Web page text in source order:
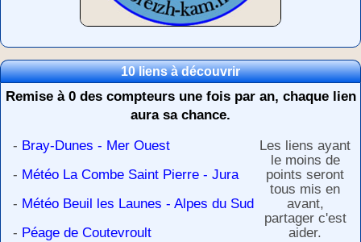
10 liens à découvrir
Remise à 0 des compteurs une fois par an, chaque lien
aura sa chance.
- Bray-Dunes - Mer Ouest
- Météo La Combe Saint Pierre - Jura
- Météo Beuil les Launes - Alpes du Sud
- Péage de Coutevroult
Les liens ayant
le moins de
points seront
tous mis en
avant,
partager c'est
aider.